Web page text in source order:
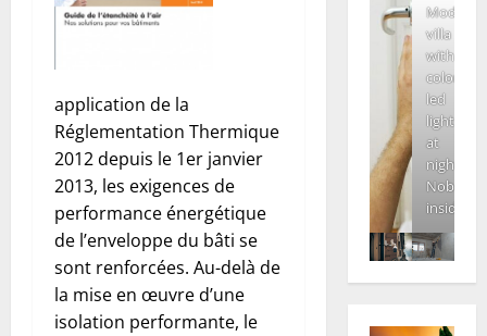
application de la
Réglementation Thermique
2012 depuis le 1er janvier
2013, les exigences de
performance énergétique
de l’enveloppe du bâti se
sont renforcées. Au-delà de
la mise en œuvre d’une
isolation performante, le
Modern
villa
with
colored
led
lights
at
night.
Nobody
inside